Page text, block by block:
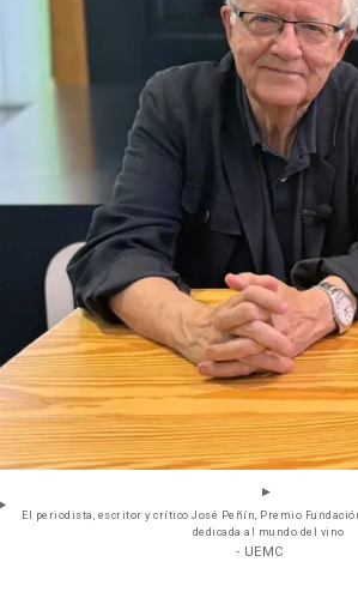
El periodista, escritor y crítico José Peñín, Premio
dedicada al mundo del vino
- UEMC